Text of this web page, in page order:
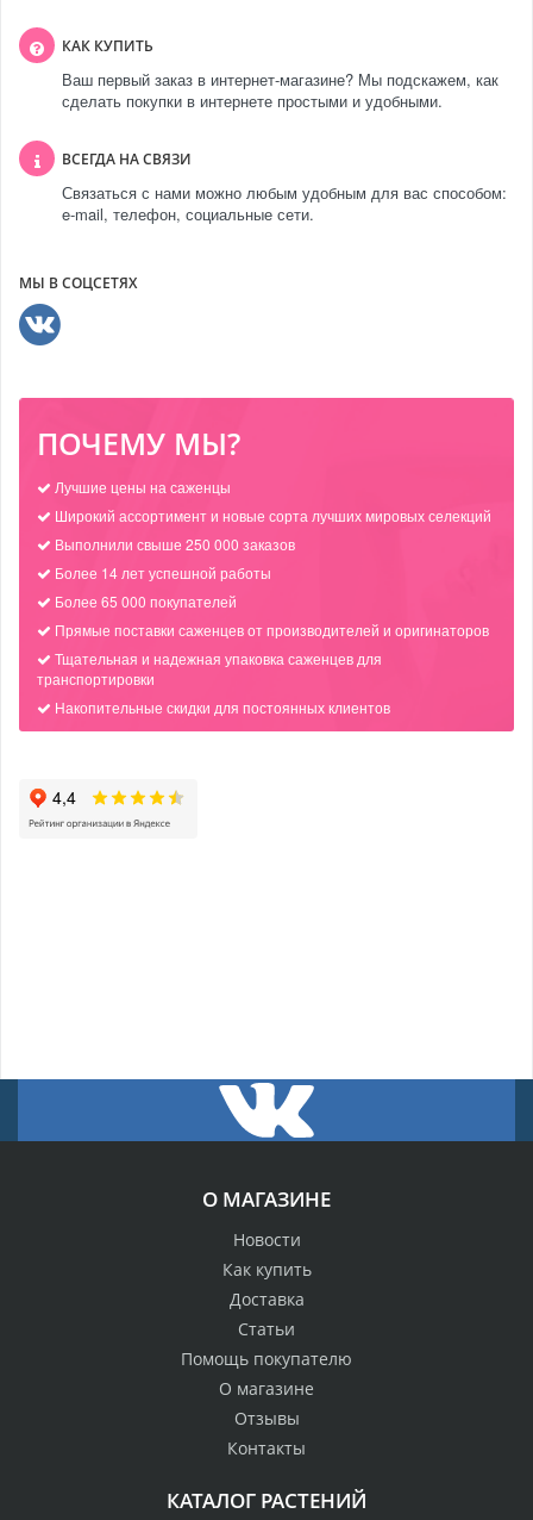
КАК КУПИТЬ
Ваш первый заказ в интернет-магазине? Мы подскажем, как
сделать покупки в интернете простыми и удобными.
ВСЕГДА НА СВЯЗИ
Связаться с нами можно любым удобным для вас способом:
e-mail, телефон, социальные сети.
МЫ В СОЦСЕТЯХ
ПОЧЕМУ МЫ?
Лучшие цены на саженцы
Широкий ассортимент и новые сорта лучших мировых селекций
Выполнили свыше 250 000 заказов
Более 14 лет успешной работы
Более 65 000 покупателей
Прямые поставки саженцев от производителей и оригинаторов
Тщательная и надежная упаковка саженцев для
транспортировки
Накопительные скидки для постоянных клиентов
О МАГАЗИНЕ
Новости
Как купить
Доставка
Статьи
Помощь покупателю
О магазине
Отзывы
Контакты
КАТАЛОГ РАСТЕНИЙ